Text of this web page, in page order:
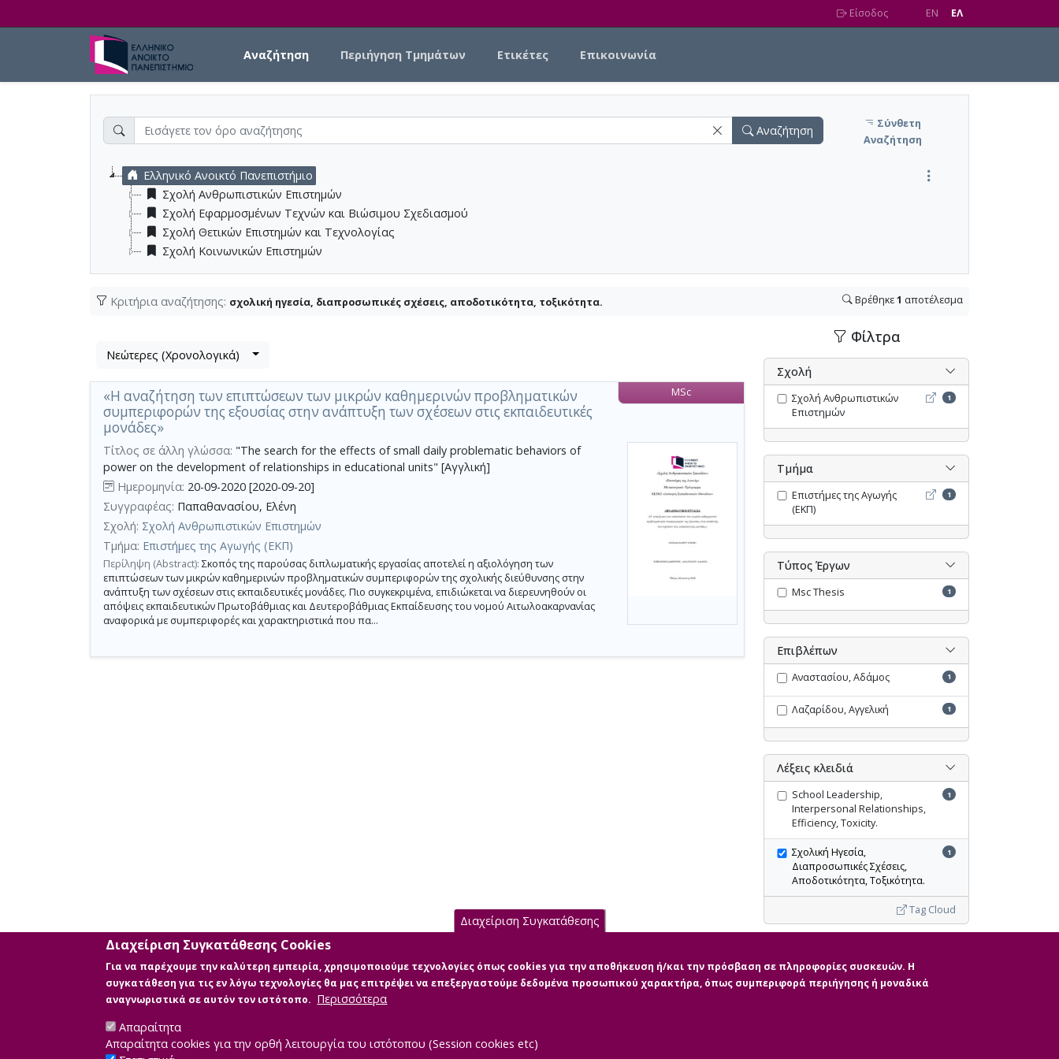
Είσοδος EN EΛ
Αναζήτηση Περιήγηση Τμημάτων Ετικέτες Επικοινωνία
Αναζήτηση
Σύνθετη
Αναζήτηση
Ελληνικό Ανοικτό Πανεπιστήμιο
Σχολή Ανθρωπιστικών Επιστημών
Σχολή Εφαρμοσμένων Τεχνών και Βιώσιμου Σχεδιασμού
Σχολή Θετικών Επιστημών και Τεχνολογίας
Σχολή Κοινωνικών Επιστημών
Κριτήρια αναζήτησης: σχολική ηγεσία, διαπροσωπικές σχέσεις, αποδοτικότητα, τοξικότητα. Βρέθηκε1 αποτέλεσμα
Βρέθηκε
αποτέλεσμα
,
σύνολο
σελίδων
1.
Εφαρμοζόμενα
κριτήρια
αναζήτησης:
σχολική
διαπροσωπικές
σχέσεις,
αποδοτικότητα,
τοξικότητα.
Ακύρωση
των
κριτηρίων
αναζήτησης
αποτελεσμάτων
Λίστα
τα
αποτελέσματα
αναζήτησης:
Νεώτερες (Χρονολογικά)
«Η αναζήτηση των επιπτώσεων των μικρών καθημερινών προβληματικών
συμπεριφορών της εξουσίας στην ανάπτυξη των σχέσεων στις εκπαιδευτικές
μονάδες»
MSc
Τίτλος σε άλλη γλώσσα: "The search for the effects of small daily problematic behaviors of
power on the development of relationships in educational units" [Αγγλική]
Ημερομηνία: 20-09-2020 [2020-09-20]
Συγγραφέας: Παπαθανασίου, Ελένη
Σχολή: Σχολή Ανθρωπιστικών Επιστημών
Τμήμα: Επιστήμες της Αγωγής (ΕΚΠ)
Περίληψη (Abstract): Σκοπός της παρούσας διπλωματικής εργασίας αποτελεί η αξιολόγηση των
επιπτώσεων των μικρών καθημερινών προβληματικών συμπεριφορών της σχολικής διεύθυνσης στην
ανάπτυξη των σχέσεων στις εκπαιδευτικές μονάδες. Πιο συγκεκριμένα, επιδιώκεται να διερευνηθούν οι
απόψεις εκπαιδευτικών Πρωτοβάθμιας και Δευτεροβάθμιας Εκπαίδευσης του νομού Αιτωλοακαρνανίας
αναφορικά με συμπεριφορές και χαρακτηριστικά που πα...
Φίλτρα
Σχολή
Σχολή Ανθρωπιστικών
Επιστημών
Σχολή Ανθρωπιστικών
1
Τμήμα
Επιστήμες της Αγωγής
(ΕΚΠ)
Επιστήμες της Αγωγής
1
Τύπος Έργων
Msc Thesis 1
Επιβλέπων
Αναστασίου, Αδάμος 1
Λαζαρίδου, Αγγελική 1
Λέξεις κλειδιά
School Leadership,
Interpersonal Relationships,
Efficiency, Toxicity.
1
Σχολική Ηγεσία,
Διαπροσωπικές Σχέσεις,
Αποδοτικότητα, Τοξικότητα.
1
Tag Cloud
Διαχείριση Συγκατάθεσης
Διαχείριση Συγκατάθεσης Cookies
Για να παρέχουμε την καλύτερη εμπειρία, χρησιμοποιούμε τεχνολογίες όπως cookies για την αποθήκευση ή/και την πρόσβαση σε πληροφορίες συσκευών. Η
συγκατάθεση για τις εν λόγω τεχνολογίες θα μας επιτρέψει να επεξεργαστούμε δεδομένα προσωπικού χαρακτήρα, όπως συμπεριφορά περιήγησης ή μοναδικά
αναγνωριστικά σε αυτόν τον ιστότοπο. Περισσότερα
Απαραίτητα
Απαραίτητα cookies για την ορθή λειτουργία του ιστότοπου (Session cookies etc)